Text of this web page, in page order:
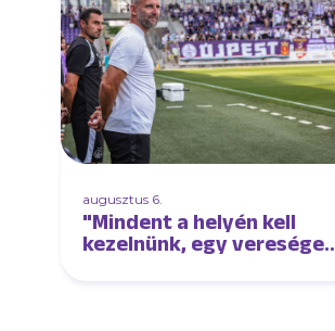
augusztus 6.
"Mindent a helyén kell
kezelnünk, egy vereséget